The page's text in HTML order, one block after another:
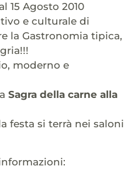
15 Agosto 2010
e culturale di
la Gastronomia tipica,
moderno e
Sagra della carne alla
festa si terrà nei saloni